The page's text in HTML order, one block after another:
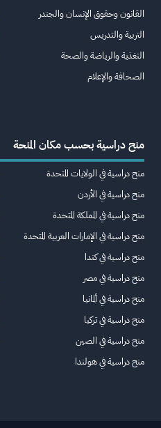
القانون وحقوق الإنسان والجندر
التربية والتدريس
التغذية والرياضة والصحة
الصحافة والإعلام
منح دراسية بحسب مكان المنحة
منح دراسية في الولايات المتحدة
منح دراسية في الأردن
منح دراسية في المملكة المتحدة
منح دراسية في الإمارات العربية المتحدة
منح دراسية في كندا
منح دراسية في مصر
منح دراسية في ألمانيا
منح دراسية في تركيا
منح دراسية في الصين
منح دراسية في هولندا